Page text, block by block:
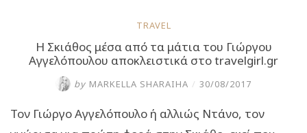
TRAVEL
Η Σκιάθος μέσα από τα μάτια του Γιώργου
Αγγελόπουλου αποκλειστικά στο travelgirl.gr
by MARKELLA SHARAIHA / 30/08/2017
Τον Γιώργο Αγγελόπουλο ή αλλιώς Ντάνο, τον